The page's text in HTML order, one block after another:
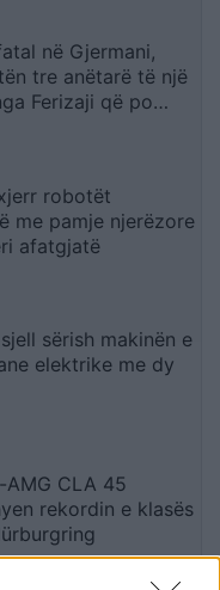
në Gjermani,
tre anëtarë të një
Ferizaji që po
robotët
me pamje njerëzore
afatgjatë
sërish makinën e
elektrike me dy
AMG CLA 45
rekordin e klasës